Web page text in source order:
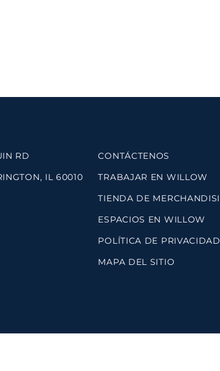
RD
IL 60010
CONTÁCTENOS
TRABAJAR EN WILLOW
TIENDA DE
ESPACIOS EN WILLOW
POLÍTICA DE PRIVACIDAD
MAPA DEL SITIO